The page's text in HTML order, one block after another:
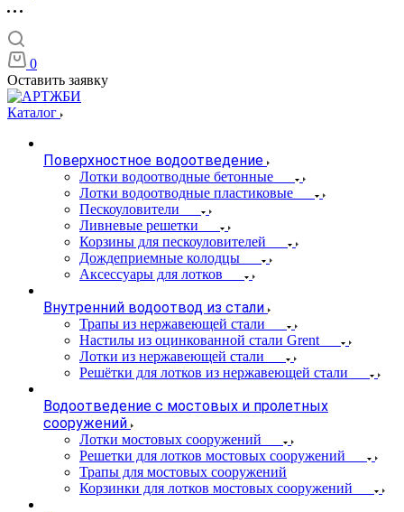
0
Оставить заявку
Каталог
Поверхностное водоотведение
Лотки водоотводные бетонные
Лотки водоотводные пластиковые
Пескоуловители
Ливневые решетки
Корзины для пескоуловителей
Дождеприемные колодцы
Аксессуары для лотков
Внутренний водоотвод из стали
Трапы из нержавеющей стали
Настилы из оцинкованной стали Grent
Лотки из нержавеющей стали
Решётки для лотков из нержавеющей стали
Водоотведение с мостовых и пролетных
сооружений
Лотки мостовых сооружений
Решетки для лотков мостовых сооружений
Трапы для мостовых сооружений
Корзинки для лотков мостовых сооружений